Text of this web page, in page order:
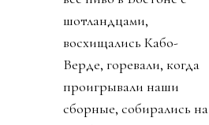
шотландцами,
восхищались Кабо-
Верде, горевали, когда
проигрывали наши
сборные, собирались на